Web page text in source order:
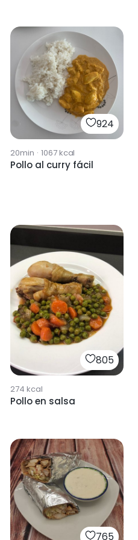
924
20min · 1067kcal
Pollo al curry fácil
805
274 kcal
Pollo en salsa
765